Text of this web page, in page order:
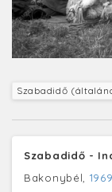
Szabadidő
Szabadidő -
Bakonybél,